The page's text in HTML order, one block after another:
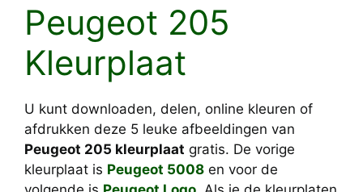
Peugeot 205
Kleurplaat
U kunt downloaden, delen, online kleuren of
afdrukken deze 5 leuke afbeeldingen van
Peugeot 205 kleurplaat gratis. De vorige
kleurplaat is Peugeot 5008 en voor de